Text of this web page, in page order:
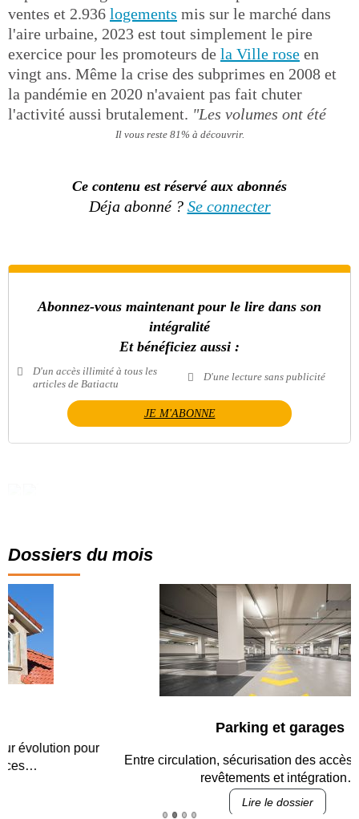
ventes et 2.936 logements mis sur le marché dans
l'aire urbaine, 2023 est tout simplement le pire
exercice pour les promoteurs de la Ville rose en
vingt ans. Même la crise des subprimes en 2008 et
la pandémie en 2020 n'avaient pas fait chuter
l'activité aussi brutalement. "Les volumes ont été
Il vous reste 81% à découvrir.
Ce contenu est réservé aux abonnés
Déja abonné ? Se connecter
Abonnez-vous maintenant pour le lire dans son
intégralité
Et bénéficiez aussi :
D'un accès illimité à tous les
articles de Batiactu
D'une lecture sans publicité
JE M'ABONNE
Dossiers du mois
Parking et garages
Entre circulation, sécurisation des accès, durabilité des
revêtements et intégration…